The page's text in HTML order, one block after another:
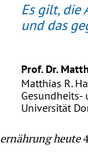
Es gilt, die
und das
Prof. Dr.
Matthias R.
Gesundheits-
Universität
ernährung heute